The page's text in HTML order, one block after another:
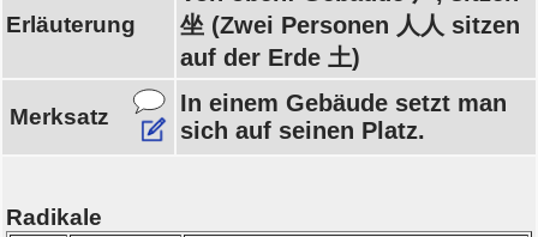
Erläuterung
坐 (Zwei Personen 人人 sitzen
auf der Erde 土)
Merksatz
In einem Gebäude setzt man
sich auf seinen Platz.
Radikale